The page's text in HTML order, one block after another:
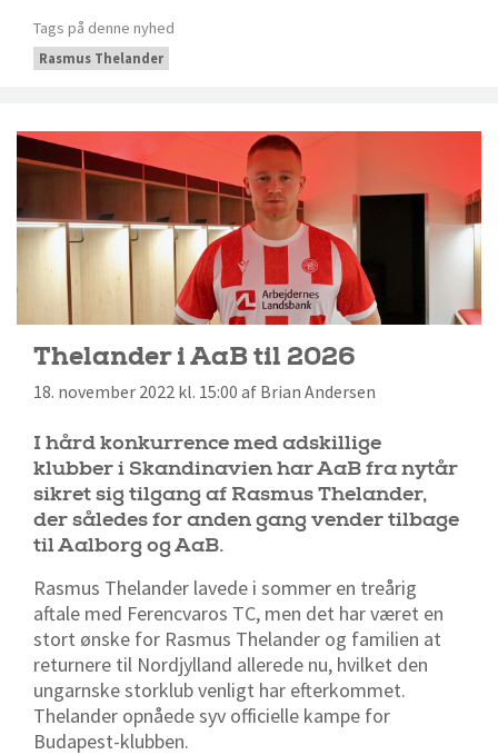
Tags på denne nyhed
Rasmus Thelander
Thelander i AaB til 2026
18. november 2022 kl. 15:00 af Brian Andersen
I hård konkurrence med adskillige
klubber i Skandinavien har AaB fra nytår
sikret sig tilgang af Rasmus Thelander,
der således for anden gang vender tilbage
til Aalborg og AaB.
Rasmus Thelander lavede i sommer en treårig
aftale med Ferencvaros TC, men det har været en
stort ønske for Rasmus Thelander og familien at
returnere til Nordjylland allerede nu, hvilket den
ungarnske storklub venligt har efterkommet.
Thelander opnåede syv officielle kampe for
Budapest-klubben.